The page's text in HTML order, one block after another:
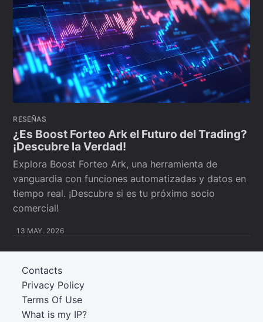
RESEÑAS
¿Es Boost Forteo Ark el Futuro del Trading?
¡Descubre la Verdad!
Explora Boost Forteo Ark, una herramienta de
vanguardia con funciones automatizadas y datos en
tiempo real. ¡Descubre si es tu próximo socio
comercial!
13 MAY. 2026
What is my IP?
Terms Of Use
Privacy Policy
Contacts